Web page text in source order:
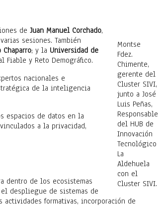
Montse
Fdez.
Chimente,
gerente del
Cluster SIVI,
junto a José
Luis Peñas,
Responsable
del HUB de
Innovación
Tecnológico
La
Aldehuela
con el
Cluster SIVI.
de Juan Manuel Corchado,
sesiones. También
; y la Universidad de
y Reto Demográfico.
nacionales e
de la inteligencia
espacios de datos en la
a la privacidad,
dentro de los ecosistemas
despliegue de sistemas de
actividades formativas, incorporación de